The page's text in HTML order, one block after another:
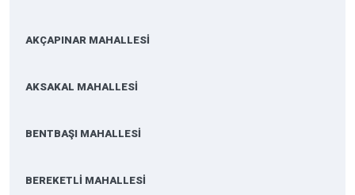
AKÇAPINAR MAHALLESİ
AKSAKAL MAHALLESİ
BENTBAŞI MAHALLESİ
BEREKETLİ MAHALLESİ